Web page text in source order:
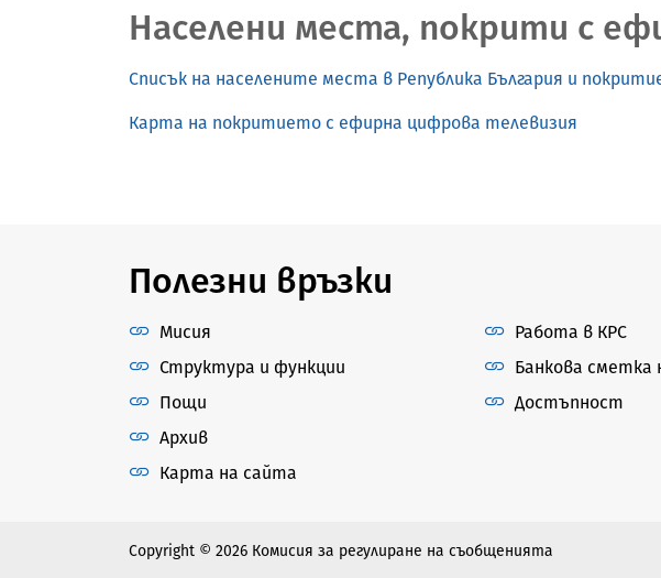
Населени места, покрити с
Списък на населените места в Република България и
Карта на покритието с ефирна цифрова телевизия
Полезни връзки
Мисия
Структура и функции
Пощи
Архив
Карта на сайта
Работа в КРС
Банкова сметка
Достъпност
Copyright © 2026 Комисия за регулиране на съобщенията